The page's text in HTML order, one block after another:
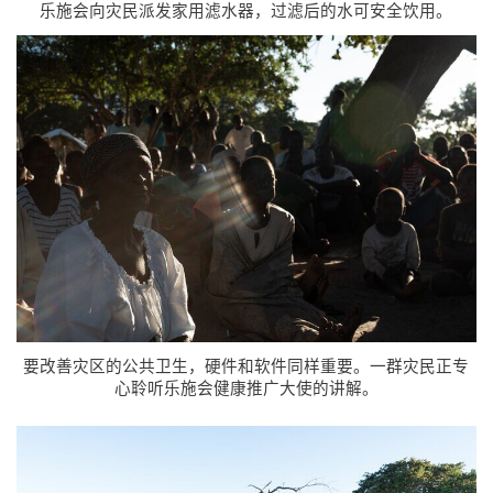
乐施会向灾民派发家用滤水器，过滤后的水可安全饮用。
要改善灾区的公共卫生，硬件和软件同样重要。一群灾民正专
心聆听乐施会健康推广大使的讲解。